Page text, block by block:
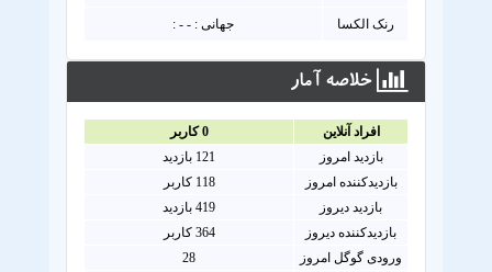
رنک الکسا جهانی : - - :
خلاصه آمار
افراد آنلاين 0کاربر
بازدید امروز
121 بازدید
بازدیدکننده امروز
118 کاربر
بازدید دیروز
419 بازدید
بازدیدکننده دیروز
364 کاربر
ورودی گوگل امروز
28